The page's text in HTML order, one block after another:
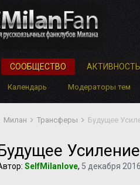
СООБЩЕСТВО
Календарь Модераторы тем
АКТИВНОСТЬ
Милан Трансферы Будущее
SelfMilanlove, 5 декабря 2016